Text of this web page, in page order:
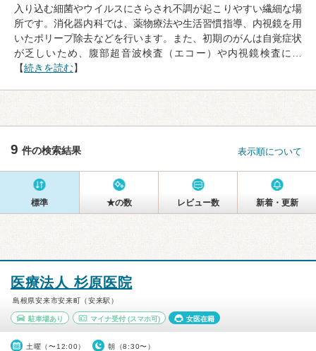
入り込む細菌やウイルスにさらされ不調が起こりやすい繊細な場
所です。消化器内科では、薬物療法や生活習慣指導、内視鏡を用
いたポリープ除去などを行います。また、初期のがんは自覚症状
が乏しいため、腹部超音波検査（エコー）や内視鏡検査に…
【続きを読む】
9 件の検索結果 表示順について
標準 ★の数 レビュー数 新着・更新
医療法人 杉原医院
島根県安来市安来町（安来駅）
駐車場あり マイナ受付(スマホ可) 女医在籍
土曜（〜12:00） 朝（8:30〜）